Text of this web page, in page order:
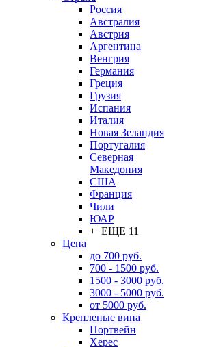
Россия
Австралия
Австрия
Аргентина
Венгрия
Германия
Греция
Грузия
Испания
Италия
Новая Зеландия
Португалия
Северная
Македония
США
Франция
Чили
ЮАР
+ ЕЩЕ 11
Цена
до 700 руб.
700 - 1500 руб.
1500 - 3000 руб.
3000 - 5000 руб.
от 5000 руб.
Крепленые вина
Портвейн
Херес